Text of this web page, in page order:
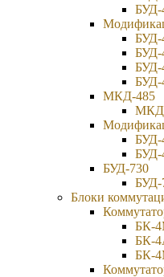
БУД-
БУД-
БУД-
БУД-
МКД-485
БУД-
БУД-
БУД-730
БУД-
Блоки
БК-
БК-
БК-